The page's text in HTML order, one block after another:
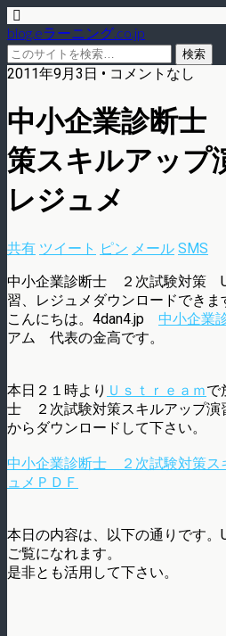
blog.eラーニング.co.jp
2011年9月3日 • コメントなし
中小企業診断
策スキルアッ
レジュメ
共有 ツイート ピン メール SMS
中小企業診断士 ２次試験対策
習、レジュメダウンロードできま
こんにちは。4dan4.jp 中小企業
アム 代表の金高です。
本日２１時より Ｕｓｔｒｅａｍで
士 ２次試験対策スキルアップ
からダウンロードして下さい。
中小企業診断士 ２次試験対策ス
ュメＰＤＦ
本日の内容は、以下の通りです。
ご覧になれます。
是非とも活用して下さい。